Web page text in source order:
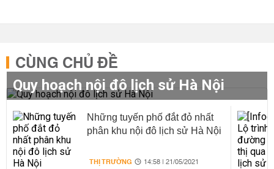
CÙNG CHỦ ĐỀ
Quy hoạch nội đô lịch sử Hà Nội
Những tuyến phố đắt đỏ nhất
phân khu nội đô lịch sử Hà Nội
THỊ TRƯỜNG 14:58 | 21/05/2021